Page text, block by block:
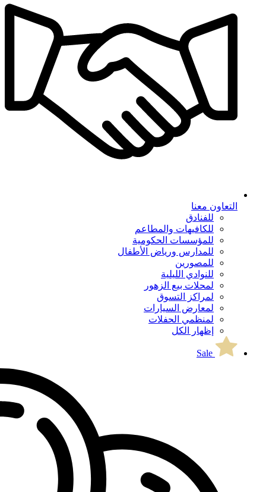
التعاون معنا
للفنادق
للكافيهات والمطاعم
للمؤسسات الحكومية
للمدارس ورياض الأطفال
للمصورين
للنوادي الليلية
لمحلات بيع الزهور
لمراكز التسوق
لمعارض السيارات
لمنظمي الحفلات
إظهار الكل